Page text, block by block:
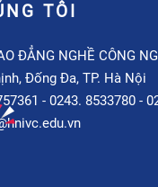
TÔI
ĐẲNG NGHỀ CÔNG
Đống Đa, TP. Hà Nội
- 0243. 8533780 -